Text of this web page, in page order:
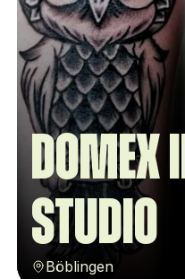
Domex
Studio
Böblingen